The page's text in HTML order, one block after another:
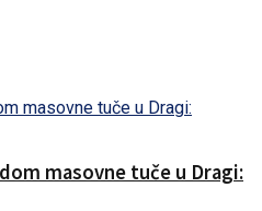
masovne tuče u Dragi: